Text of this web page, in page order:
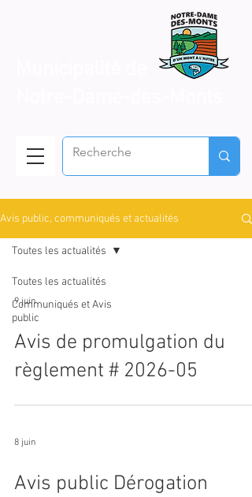
Avis public, communiqués et actualités
Toutes les actualités
Communiqués et Avis
public
Toutes les actualités
9 juin
Avis de promulgation du
règlement # 2026-05
8 juin
Avis public Dérogation